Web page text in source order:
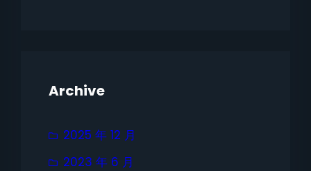
Archive
2025 年 12 月
2023 年 6 月